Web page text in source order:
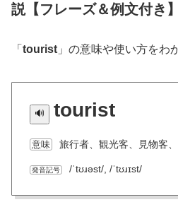
説【フレーズ＆例文付き】
「 tourist 」の意味や使い方をわ
tourist
意味 旅行者、観光客、見物客
発音記号 /ˈtʊɹəst/, /ˈtʊɹɪst/